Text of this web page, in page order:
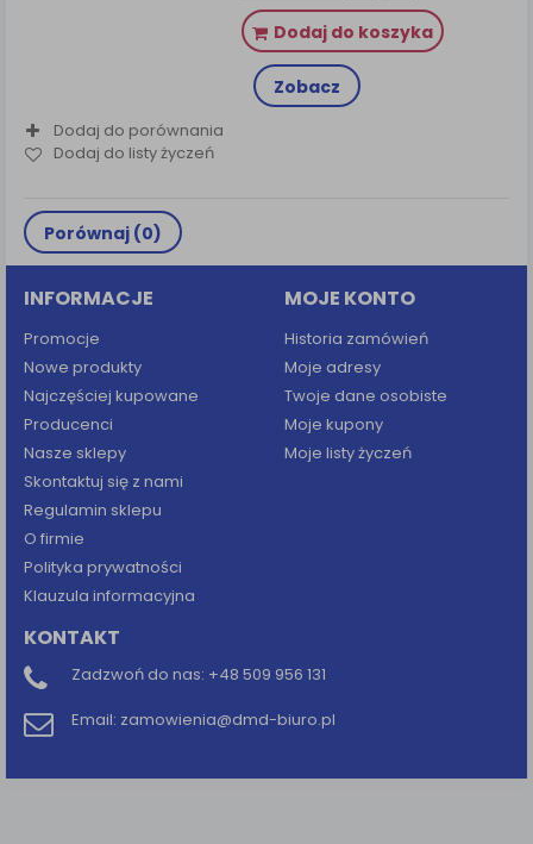
Dodaj do koszyka
Zobacz
Dodaj do porównania
Dodaj do listy życzeń
Porównaj (0)
INFORMACJE
Promocje
Nowe produkty
Najczęściej kupowane
Producenci
Nasze sklepy
Skontaktuj się z nami
Regulamin sklepu
O firmie
Polityka prywatności
Klauzula informacyjna
MOJE KONTO
Historia zamówień
Moje adresy
Twoje dane osobiste
Moje kupony
Moje listy życzeń
KONTAKT
Zadzwoń do nas: +48 509 956 131
Email: zamowienia@dmd-biuro.pl